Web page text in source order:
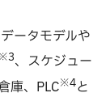
ータモデルや
※3、スケジュー
庫、PLC※4と